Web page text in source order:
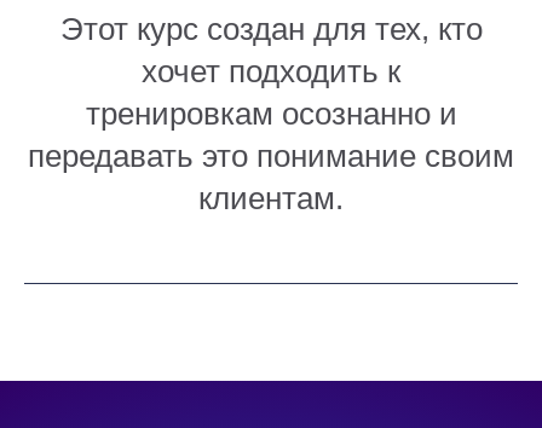
Этот курс создан для тех, кто
хочет подходить к
тренировкам осознанно и
передавать это понимание своим
клиентам.